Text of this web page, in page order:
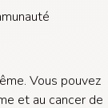
Vous pouvez
et au cancer de